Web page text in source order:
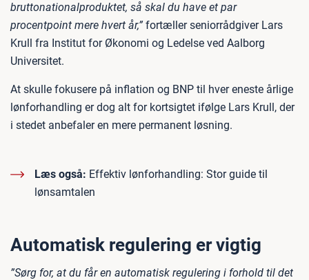
bruttonationalproduktet, så skal du have et par
procentpoint mere hvert år,” fortæller seniorrådgiver Lars
Krull fra Institut for Økonomi og Ledelse ved Aalborg
Universitet.
At skulle fokusere på inflation og BNP til hver eneste årlige
lønforhandling er dog alt for kortsigtet ifølge Lars Krull, der
i stedet anbefaler en mere permanent løsning.
Læs også: Effektiv lønforhandling: Stor guide til
lønsamtalen
Automatisk regulering er vigtig
”Sørg for, at du får en automatisk regulering i forhold til det